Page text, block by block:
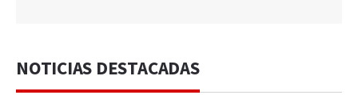
NOTICIAS DESTACADAS